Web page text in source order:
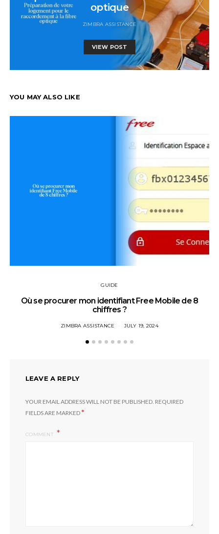
optique
ZIMBRA ASSISTANCE
VIEW POST
YOU MAY ALSO LIKE
GUIDE
Où se procurer mon identifiant Free Mobile de 8
chiffres ?
ZIMBRA ASSISTANCE JULY 19, 2024
LEAVE A REPLY
YOUR EMAIL ADDRESS WILL NOT BE PUBLISHED. REQUIRED
FIELDS ARE MARKED*
COMMENT